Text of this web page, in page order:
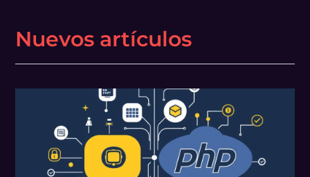
Nuevos artículos